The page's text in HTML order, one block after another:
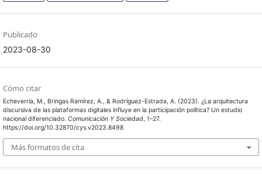
Publicado
2023-08-30
Cómo citar
Echeverría, M., Bringas Ramírez, A., & Rodríguez-Estrada, A. (2023). ¿La arquitectura
discursiva de las plataformas digitales influye en la participación política? Un estudio
nacional diferenciado. Comunicación Y Sociedad, 1–27.
https://doi.org/10.32870/cys.v2023.8498
Más formatos de cita